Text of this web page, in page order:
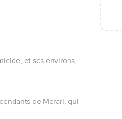
et ses environs,
de Merari, qui